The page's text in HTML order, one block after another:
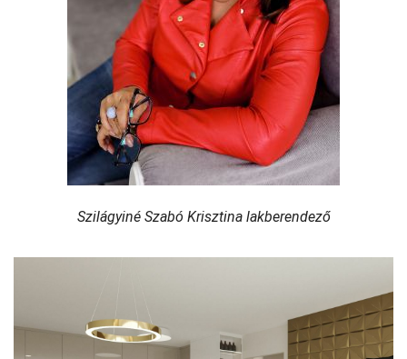
Szilágyiné Szabó Krisztina lakberendező